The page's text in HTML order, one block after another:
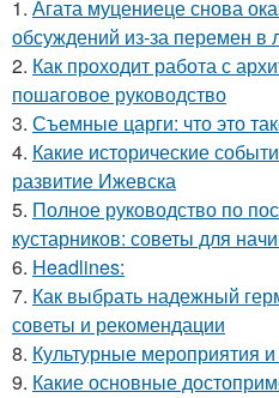
1. Агата муцениеце снова
обсуждений из-за перемен в
2. Как проходит работа с
пошаговое руководство
3. Съемные царги: что это
4. Какие исторические
развитие Ижевска
5. Полное руководство по
кустарников: советы для
6. Headlines:
7. Как выбрать надежный
советы и рекомендации
8. Культурные мероприятия
9. Какие основные